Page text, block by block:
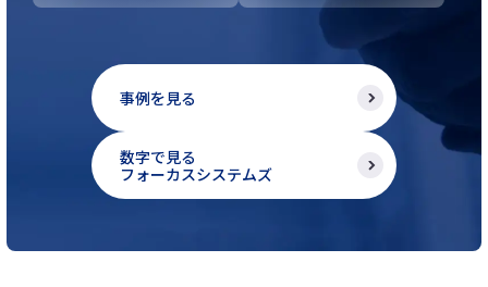
事例を見る
数字で見る
フォーカスシステムズ